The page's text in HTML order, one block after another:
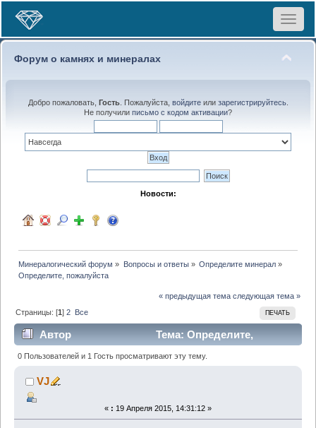
Toggle
Форум о камнях и минералах
Добро пожаловать, Гость. Пожалуйста, войдитеили зарегистрируйтесь.
Не получили письмо с кодом активации?
Новости:
Минералогический форум » Вопросы и ответы» Определите минерал»
Определите, пожалуйста
« предыдущая тема следующая тема »
ПЕЧАТЬ
Страницы: [1]2 Все
Автор
Тема: Определите,
пожалуйста (Прочитано 2503 раз)
0 Пользователей и 1 Гость просматривают эту тему.
VJ
« : 19 Апреля 2015, 14:31:12 »